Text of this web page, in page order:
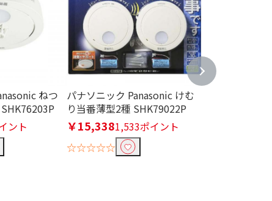
ねつ
ント
パナソニック Panasonic けむ
り当番薄型2種 SHK79022P
￥15,3381,533ポイント
☆☆☆☆☆